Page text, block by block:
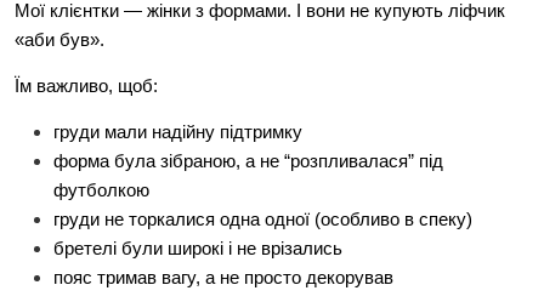
Мої клієнтки — жінки з формами. І вони не купують ліфчик
«аби був».
Їм важливо, щоб:
груди мали надійну підтримку
форма була зібраною, а не “розпливалася” під
футболкою
груди не торкалися одна одної (особливо в спеку)
бретелі були широкі і не врізались
пояс тримав вагу, а не просто декорував